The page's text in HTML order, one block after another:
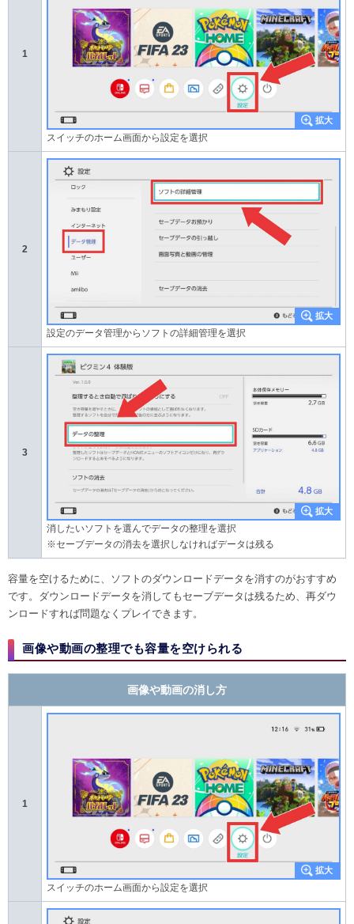
1
スイッチのホーム画面から設定を選択
2
設定のデータ管理からソフトの詳細管理を選択
3
消したいソフトを選んでデータの整理を選択
※セーブデータの消去を選択しなければデータは残る
容量を空けるために、ソフトのダウンロードデータを消すのがおすすめ
です。ダウンロードデータを消してもセーブデータは残るため、再ダウ
ンロードすれば問題なくプレイできます。
画像や動画の整理でも容量を空けられる
画像や動画の消し方
1
スイッチのホーム画面から設定を選択